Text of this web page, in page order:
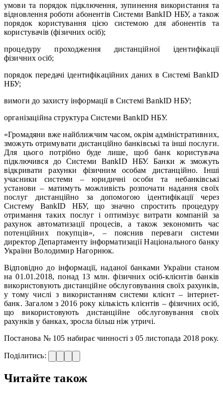
умови та порядок підключення, зупинення використання та
відновлення роботи абонентів Системи BankID НБУ, а також
порядок користування цією системою для абонентів та
користувачів (фізичних осіб);
процедуру проходження дистанційної ідентифікації
фізичних осіб;
порядок передачі ідентифікаційних даних в Системі BankID
НБУ;
вимоги до захисту інформації в Системі BankID НБУ;
організаційна структура Системи BankID НБУ.
«Громадяни вже найближчим часом, окрім адміністративних,
зможуть отримувати дистанційно банківські та інші послуги.
Для цього потрібно буде лише, щоб банк користувача
підключився до Системи BankID НБУ. Банки ж зможуть
відкривати рахунки фізичним особам дистанційно. Інші
учасники системи – юридичні особи та небанківські
установи – матимуть можливість розпочати надання своїх
послуг дистанційно за допомогою ідентифікації через
Систему BankID НБУ, що значно спростить процедуру
отримання таких послуг і оптимізує витрати компаній за
рахунок автоматизації процесів, а також зекономить час
потенційних покупців», – пояснив переваги системи
директор Департаменту інформатизації Національного банку
України Володимир Нагорнюк.
Відповідно до інформації, наданої банками України станом
на 01.01.2018, понад 13 млн. фізичних осіб-клієнтів банків
використовують дистанційне обслуговування своїх рахунків,
у тому числі з використанням системи клієнт – інтернет-
банк. Загалом з 2016 року кількість клієнтів – фізичних осіб,
що використовують дистанційне обслуговування своїх
рахунків у банках, зросла більш ніж утричі.
Постанова № 105 набирає чинності з 05 листопада 2018 року.
Поділитись:
Читайте також